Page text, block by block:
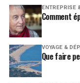
ENTREPRISE
Comment
VOYAGE &
Que faire